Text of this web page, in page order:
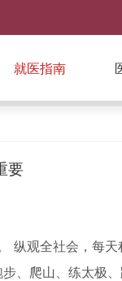
就医指南
要
纵观全社会，每
、爬山、练太极